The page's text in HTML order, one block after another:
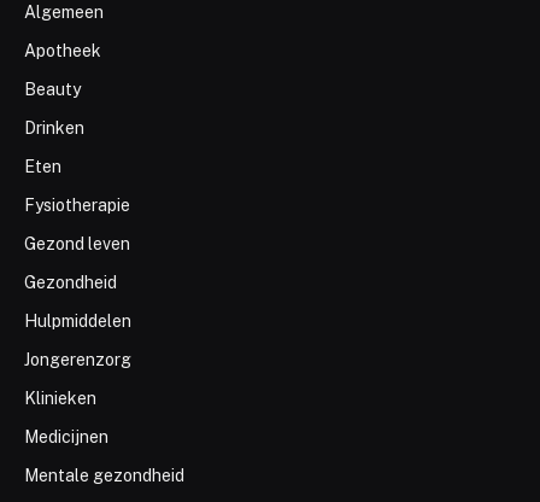
Algemeen
Apotheek
Beauty
Drinken
Eten
Fysiotherapie
Gezond leven
Gezondheid
Hulpmiddelen
Jongerenzorg
Klinieken
Medicijnen
Mentale gezondheid